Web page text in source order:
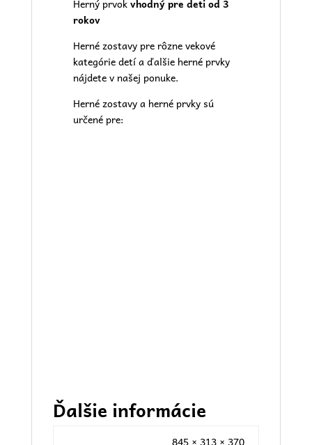
Herný prvokvhodný pre deti od 3
rokov
Herné zostavy pre rôzne vekové
kategórie detí a ďalšie herné prvky
nájdete v našejponuke.
Herné zostavy a herné prvky sú
určené pre:
Ďalšie informácie
845 × 313 × 370